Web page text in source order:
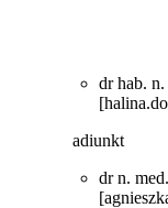
dr hab.
adiunkt
dr n.